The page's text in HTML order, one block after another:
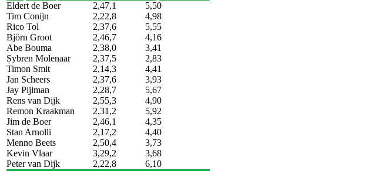
Eldert de Boer 2,47,1
5,50
Tim Conijn
2,22,8
4,98
Rico Tol
2,37,6
5,55
Björn Groot
2,46,7
4,16
Abe Bouma
2,38,0
3,41
Sybren Molenaar
2,37,5
2,83
Timon Smit
2,14,3
4,41
Jan Scheers
2,37,6
3,93
Jay Pijlman
2,28,7
5,67
Rens van Dijk
2,55,3
4,90
Remon Kraakman
2,31,2
5,92
Jim de Boer
2,46,1
4,35
Stan Arnolli
2,17,2
4,40
Menno Beets
2,50,4
3,73
Kevin Vlaar
3,29,2
3,68
Peter van Dijk
2,22,8 6,10